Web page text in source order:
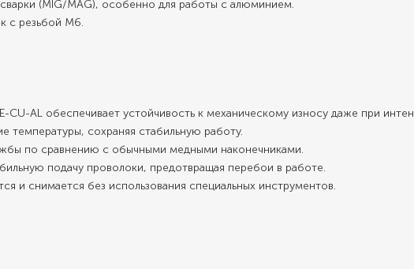
(MIG/MAG), особенно для работы с алюминием.
с резьбой М6.
AL обеспечивает устойчивость к механическому износу даже при
сохраняя стабильную работу.
по сравнению с обычными медными наконечниками.
подачу проволоки, предотвращая перебои в работе.
и снимается без использования специальных инструментов.